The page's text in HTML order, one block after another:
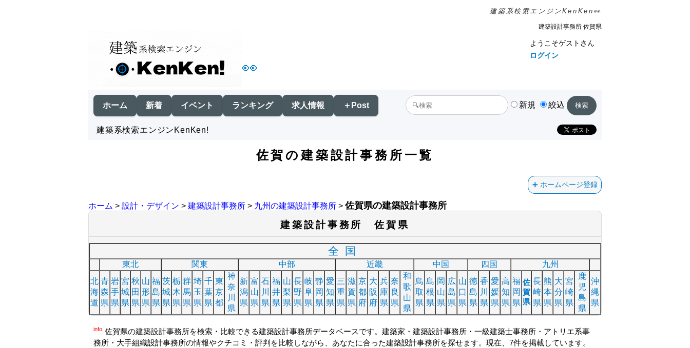
建築系検索エンジンKenKen👀
建築設計事務所 佐賀県
👀
ようこそゲストさん
ログイン
ホーム 新着 イベント ランキング 求人情報 ＋Post 新規 絞込
建築系検索エンジンKenKen!
佐賀の建築設計事務所一覧
ホームページ登録
ホーム > 設計・デザイン > 建築設計事務所 > 九州の建築設計事務所 > 佐賀県の建築設計事務所
建築設計事務所 佐賀県
全国
東北 関東 中部 近畿 中国 四国
九州
北
海
道
青
森
県
岩
手
県
宮
城
県
秋
田
県
山
形
県
福
島
県
茨
城
県
栃
木
県
群
馬
県
埼
玉
県
千
葉
県
東
京
都
神
奈
川
県
新
潟
県
富
山
県
石
川
県
福
井
県
山
梨
県
長
野
県
岐
阜
県
静
岡
県
愛
知
県
三
重
県
滋
賀
県
京
都
府
大
阪
府
兵
庫
県
奈
良
県
和
歌
山
県
鳥
取
県
島
根
県
岡
山
県
広
島
県
山
口
県
徳
島
県
香
川
県
愛
媛
県
高
知
県
福
岡
県
佐
賀
県
長
崎
県
熊
本
県
大
分
県
宮
崎
県
鹿
児
島
県
沖
縄
県
info 佐賀県の建築設計事務所を検索・比較できる建築設計事務所データベースです。建築家・建築設計事務所・一級建築士事務所・アトリエ系事
務所・大手組織設計事務所の情報やクチコミ・評判を比較しながら、あなたに合った建築設計事務所を探せます。現在、7件を掲載しています。